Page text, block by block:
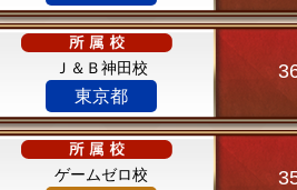
Ｊ＆Ｂ神田校
東京都
ゲームゼロ校